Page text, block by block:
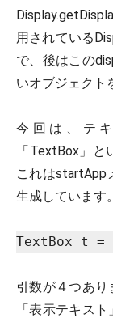
用されている
で、後はこの
いオブジェクト
今回は、テ
「TextBox」と
これはstartApp
生成しています。
TextBox t
引数が４つあり
「表示テキス